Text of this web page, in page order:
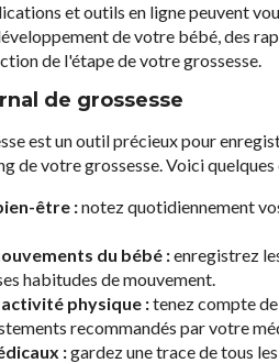
et outils en ligne peuvent
de votre bébé, des
de l'étape de votre grossesse.
de grossesse
est un outil précieux pour
de votre grossesse. Voici
être :notez quotidiennement
du bébé :enregistrez
habitudes de mouvement.
physique :tenez compte
recommandés par votre
:gardez une trace de tous